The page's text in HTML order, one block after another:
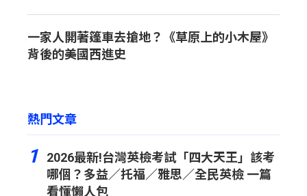
一家人開著篷車去搶地？《草原上的小木屋》
背後的美國西進史
熱門文章
1
2026最新!台灣英檢考試「四大天王」該考
哪個？多益／托福／雅思／全民英檢 一篇
看懂懶人包